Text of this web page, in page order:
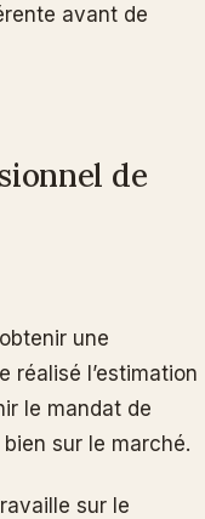
avant de
de
une
réalisé l’estimation
le mandat de
sur le marché.
sur le